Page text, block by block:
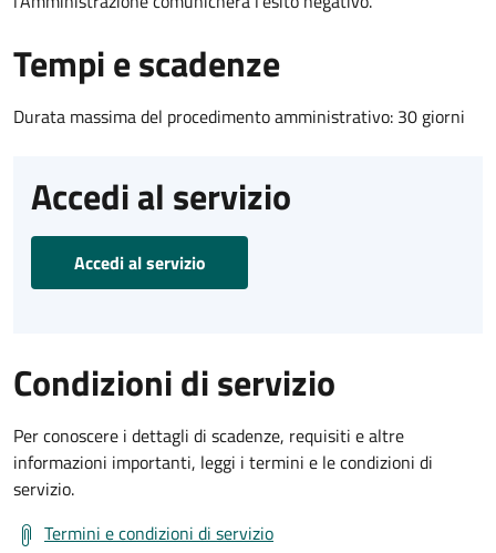
Tempi e scadenze
Durata massima del procedimento amministrativo: 30 giorni
Accedi al servizio
Accedi al servizio
Condizioni di servizio
Per conoscere i dettagli di scadenze, requisiti e altre
informazioni importanti, leggi i termini e le condizioni di
servizio.
Termini e condizioni di servizio